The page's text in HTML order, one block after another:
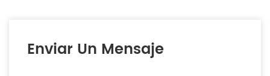
Enviar Un Mensaje